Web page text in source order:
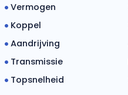
Vermogen
Koppel
Aandrijving
Transmissie
Topsnelheid